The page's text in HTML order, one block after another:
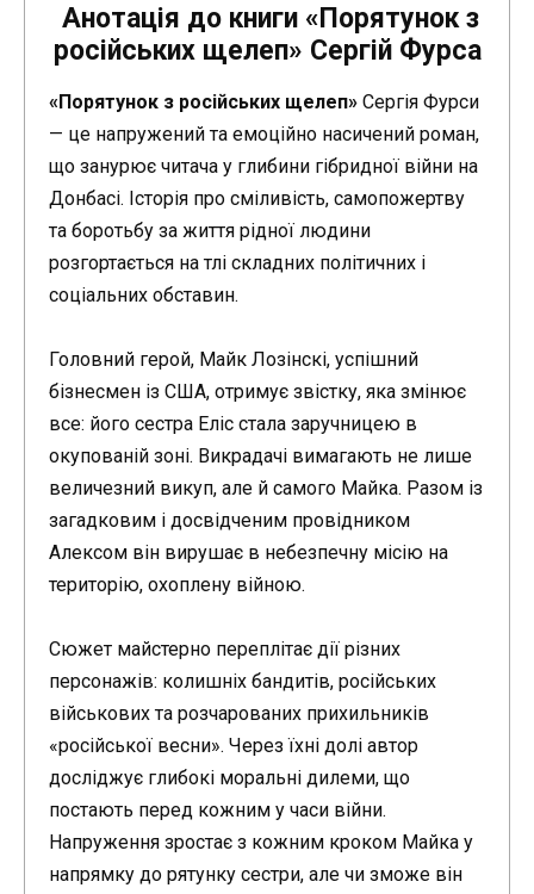
Анотація до книги «Порятунок з
російських щелеп» Сергій Фурса
«Порятунок з російських щелеп» Сергія Фурси
— це напружений та емоційно насичений роман,
що занурює читача у глибини гібридної війни на
Донбасі. Історія про сміливість, самопожертву
та боротьбу за життя рідної людини
розгортається на тлі складних політичних і
соціальних обставин.
Головний герой, Майк Лозінскі, успішний
бізнесмен із США, отримує звістку, яка змінює
все: його сестра Еліс стала заручницею в
окупованій зоні. Викрадачі вимагають не лише
величезний викуп, але й самого Майка. Разом із
загадковим і досвідченим провідником
Алексом він вирушає в небезпечну місію на
територію, охоплену війною.
Сюжет майстерно переплітає дії різних
персонажів: колишніх бандитів, російських
військових та розчарованих прихильників
«російської весни». Через їхні долі автор
досліджує глибокі моральні дилеми, що
постають перед кожним у часи війни.
Напруження зростає з кожним кроком Майка у
напрямку до рятунку сестри, але чи зможе він